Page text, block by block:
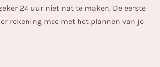
24 uur niet nat te maken. De eerste
rekening mee met het plannen van je